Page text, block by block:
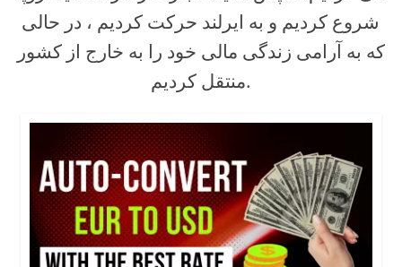
شروع کردیم و به ایرلند حرکت کردیم ، در حالی
که به آرامی زندگی مالی خود را به خارج از کشور
منتقل کردیم.